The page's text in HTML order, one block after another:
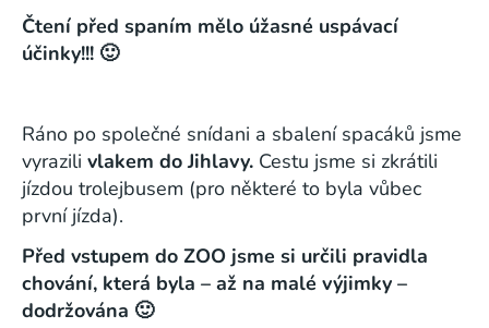
Čtení před spaním mělo úžasné uspávací
účinky!!! 🙂
Ráno po společné snídani a sbalení spacáků jsme
vyrazili vlakem do Jihlavy. Cestu jsme si zkrátili
jízdou trolejbusem (pro některé to byla vůbec
první jízda).
Před vstupem do ZOO jsme si určili pravidla
chování, která byla – až na malé výjimky –
dodržována 🙂